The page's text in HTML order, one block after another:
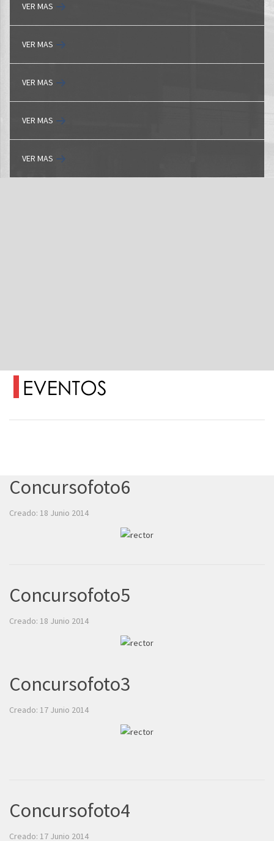
VER MAS
VER MAS
VER MAS
VER MAS
VER MAS
Concursofoto6
Creado: 18 Junio 2014
Concursofoto5
Creado: 18 Junio 2014
Concursofoto3
Creado: 17 Junio 2014
Concursofoto4
Creado: 17 Junio 2014